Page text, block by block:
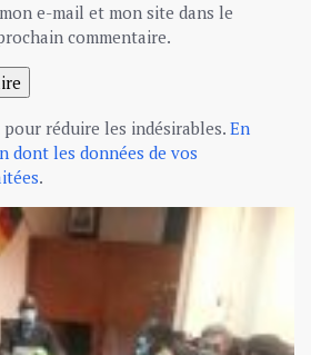
e-mail et mon site dans le
commentaire.
réduire les indésirables. En
dont les données de vos
.